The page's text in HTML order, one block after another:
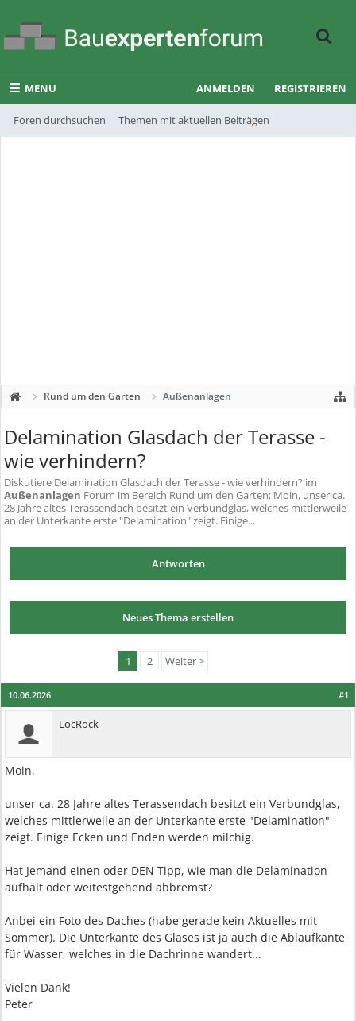
MENU
Foren durchsuchen Themen mit aktuellen Beiträgen
ANMELDEN REGISTRIEREN
Rund um den Garten Außenanlagen
Delamination Glasdach der Terasse -
wie verhindern?
Diskutiere Delamination Glasdach der Terasse - wie verhindern? im
Außenanlagen Forum im Bereich Rund um den Garten; Moin, unser ca.
28 Jahre altes Terassendach besitzt ein Verbundglas, welches mittlerweile
an der Unterkante erste "Delamination" zeigt. Einige...
Antworten
Neues Thema erstellen
1 2 Weiter >
#1
10.06.2026
LocRock
Moin,
unser ca. 28 Jahre altes Terassendach besitzt ein Verbundglas,
welches mittlerweile an der Unterkante erste "Delamination"
zeigt. Einige Ecken und Enden werden milchig.
Hat Jemand einen oder DEN Tipp, wie man die Delamination
aufhält oder weitestgehend abbremst?
Anbei ein Foto des Daches (habe gerade kein Aktuelles mit
Sommer). Die Unterkante des Glases ist ja auch die Ablaufkante
für Wasser, welches in die Dachrinne wandert...
Vielen Dank!
Peter